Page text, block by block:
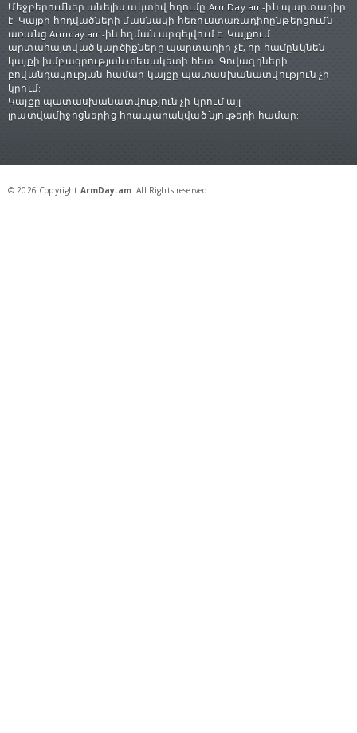
Մեջբերումներ անելիս ակտիվ հղումը ArmDay.am-ին պարտադիր
է: Կայքի հոդվածների մասնակի հեռուստառադիոընթերցումն
առանց Armday.am-ին հղման արգելվում է: Կայքում
արտահայտված կարծիքները պարտադիր չէ, որ համընկնեն
կայքի խմբագրության տեսակետի հետ: Գովազդների
բովանդակության համար կայքը պատասխանատվություն չի
կրում:
Կայքը պատասխանատվություն չի կրում այլ
լրատվամիջոցներից հրապարակված նյութերի համար:
© 2026 Copyright ArmDay.am. All Rights reserved.